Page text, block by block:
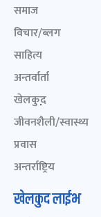
समाज
विचार/ब्लग
साहित्य
अन्तर्वार्ता
खेलकुद़़
जीवनशैली/स्वास्थ्य
प्रवास
अन्तर्राष्ट्रिय
खेलकुद लाईभ